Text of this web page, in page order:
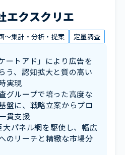
エクスクリエ
～集計・分析・提案 定量調査
ートアド」により広告を
う、認知拡大と質の高い
実現
グループで培った高度な
盤に、戦略立案からプロ
貫支援
パネル網を駆使し、幅広
のリーチと精緻な市場分